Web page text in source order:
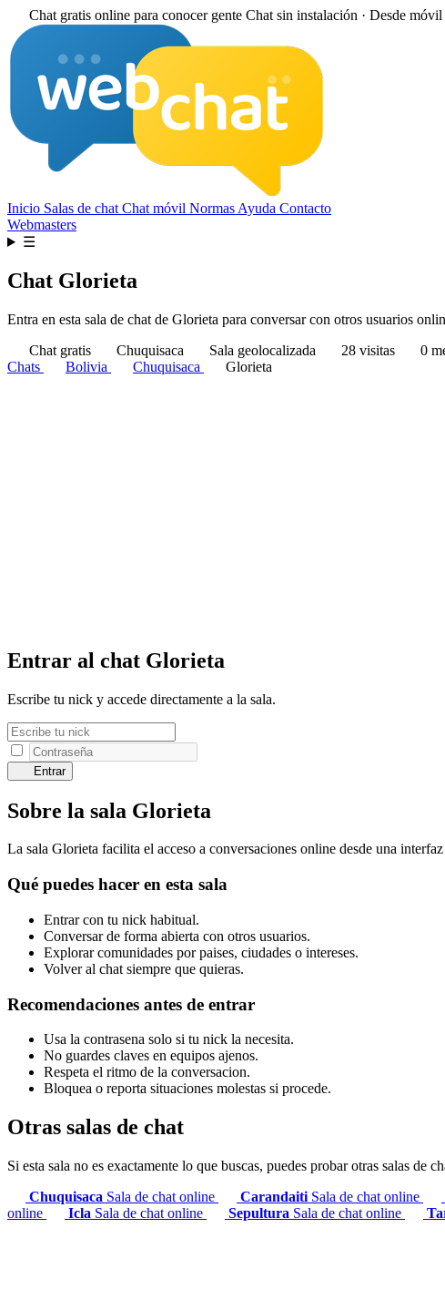
Chat gratis online para conocer gente Chat sin instalación · Desde
Inicio Salas de chat Chat móvil Normas Ayuda Contacto
Webmasters
☰
Chat Glorieta
Entra en esta sala de chat de Glorieta para conversar con otros usuarios
Chat gratis
Chuquisaca Sala geolocalizada 28 visitas
0
Chats
Bolivia Chuquisaca Glorieta
Entrar al chat Glorieta
Escribe tu nick y accede directamente a la sala.
Entrar
Sobre la sala Glorieta
La sala Glorieta facilita el acceso a conversaciones online desde una
Qué puedes hacer en esta sala
Entrar con tu nick habitual.
Conversar de forma abierta con otros usuarios.
Explorar comunidades por paises, ciudades o intereses.
Volver al chat siempre que quieras.
Recomendaciones antes de entrar
Usa la contrasena solo si tu nick la necesita.
No guardes claves en equipos ajenos.
Respeta el ritmo de la conversacion.
Bloquea o reporta situaciones molestas si procede.
Otras salas de chat
Si esta sala no es exactamente lo que buscas, puedes probar otras salas de
Chuquisaca Sala de chat online Carandaiti Sala de chat online
online
Icla Sala de chat online Sepultura Sala de chat online